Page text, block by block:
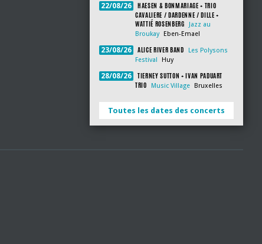
22/08/26
HAESEN & BONMARIAGE + TRIO
CAVALIERE / DARDENNE / DILLE +
WATTIÉ ROSENBERG
Jazz au
Broukay
Eben-Emael
23/08/26 ALICE RIVER BAND
Les Polysons
Festival
Huy
28/08/26
TIERNEY SUTTON + IVAN PADUART
TRIO
Music Village Bruxelles
Toutes les dates des concerts